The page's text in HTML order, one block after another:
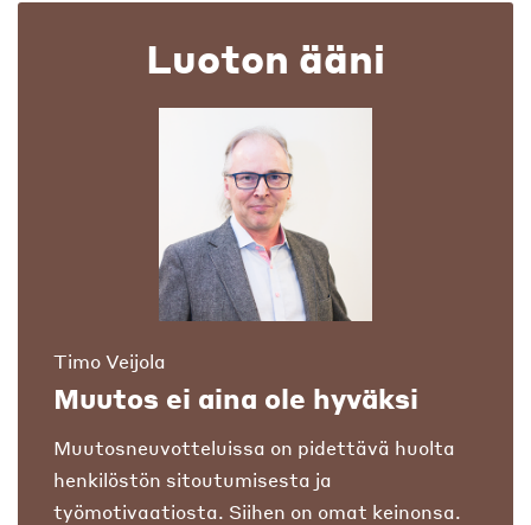
Luoton ääni
Timo Veijola
Muutos ei aina ole hyväksi
Muutosneuvotteluissa on pidettävä huolta
henkilöstön sitoutumisesta ja
työmotivaatiosta. Siihen on omat keinonsa.